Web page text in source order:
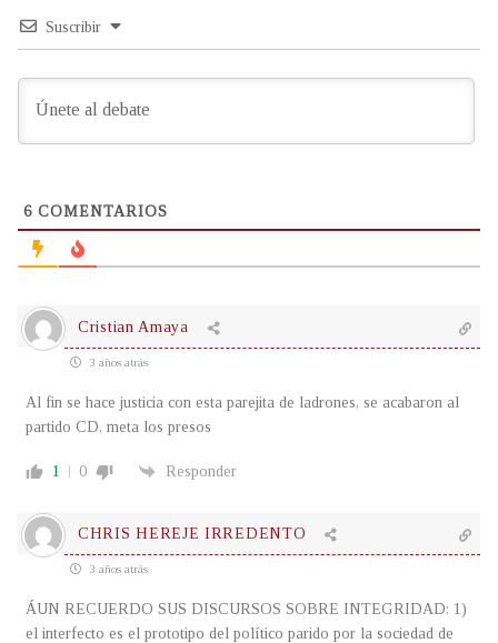
Suscribir
6 COMENTARIOS
Cristian Amaya
3 años atrás
Al fin se hace justicia con esta parejita de ladrones, se acabaron al
partido CD, meta los presos
1 0 Responder
CHRIS HEREJE IRREDENTO
3 años atrás
ÁUN RECUERDO SUS DISCURSOS SOBRE INTEGRIDAD: 1)
el interfecto es el prototipo del político parido por la sociedad de